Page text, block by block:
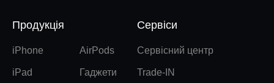
Продукція
iPhone
iPad
AirPods
Гаджети
Сервіси
Сервісний центр
Trade-IN